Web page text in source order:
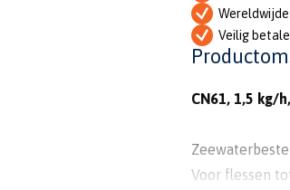
Veilig
CN61, 1,5 kg/
Voor flessen